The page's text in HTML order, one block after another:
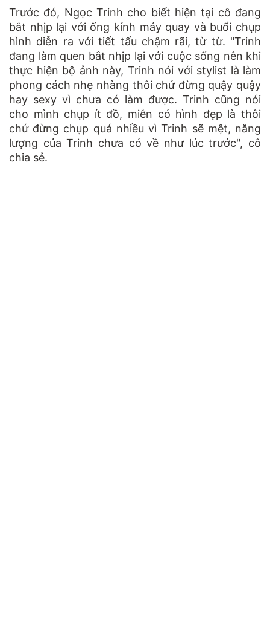
Trước đó, Ngọc Trinh cho biết hiện tại cô đang
bắt nhịp lại với ống kính máy quay và buổi chụp
hình diễn ra với tiết tấu chậm rãi, từ từ. "Trinh
đang làm quen bắt nhịp lại với cuộc sống nên khi
thực hiện bộ ảnh này, Trinh nói với stylist là làm
phong cách nhẹ nhàng thôi chứ đừng quậy quậy
hay sexy vì chưa có làm được. Trinh cũng nói
cho mình chụp ít đồ, miễn có hình đẹp là thôi
chứ đừng chụp quá nhiều vì Trinh sẽ mệt, năng
lượng của Trinh chưa có về như lúc trước", cô
chia sẻ.